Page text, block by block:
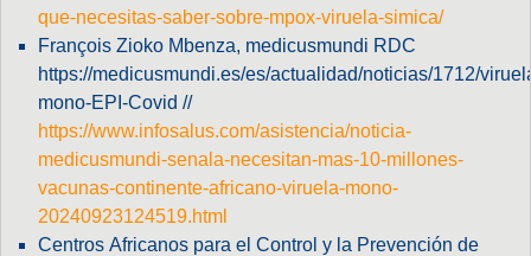
que-necesitas-saber-sobre-mpox-viruela-simica/
François Zioko Mbenza, medicusmundi RDC
https://medicusmundi.es/es/actualidad/noticias/1712/
mono-EPI-Covid //
https://www.infosalus.com/asistencia/noticia-
medicusmundi-senala-necesitan-mas-10-millones-
vacunas-continente-africano-viruela-mono-
20240923124519.html
Centros Africanos para el Control y la Prevención de